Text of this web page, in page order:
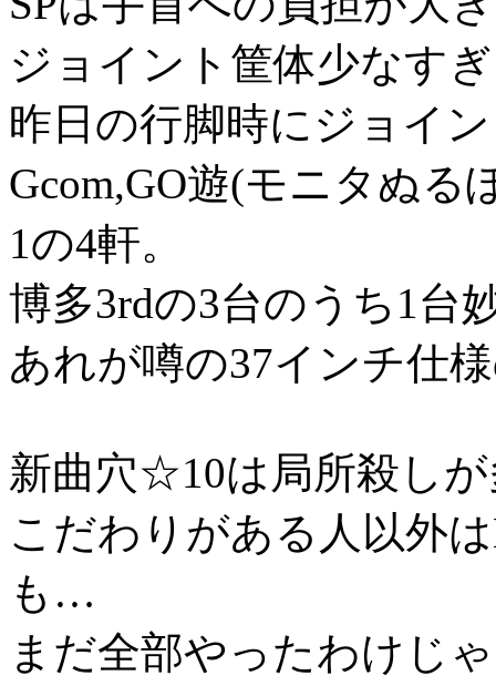
ジョイント筐体少なす
昨日の行脚時にジョイ
Gcom,GO遊(モニタぬる
1の4軒。
博多3rdの3台のうち1台
あれが噂の37インチ仕
新曲穴☆10は局所殺し
こだわりがある人以外
も…
まだ全部やったわけじ